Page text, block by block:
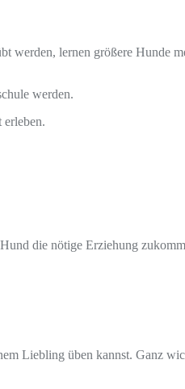
werden, lernen größere Hunde
werden.
die nötige Erziehung
Liebling üben kannst. Ganz